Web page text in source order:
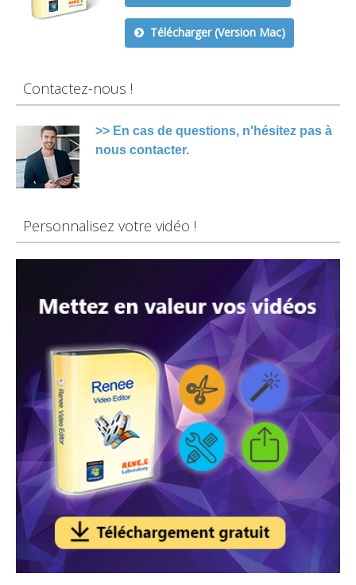
Télécharger (Version Mac)
Contactez-nous !
>> En cas de questions, n'hésitez pas à
nous contacter.
Personnalisez votre vidéo !